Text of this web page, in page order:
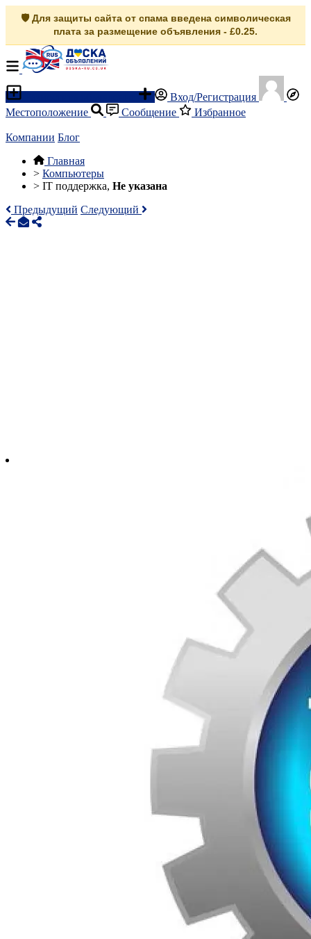
🛡️ Для защиты сайта от спама введена символическая
плата за размещение объявления - £0.25.
Вход/Регистрация
Местоположение
Сообщение Избранное
Компании Блог
Главная
> Компьютеры
> IT поддержка, Не указана
Предыдущий Следующий